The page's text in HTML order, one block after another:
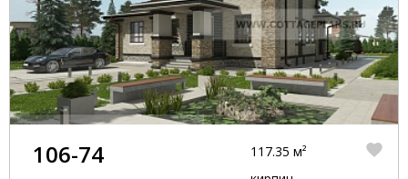
106-74
117.35 м²